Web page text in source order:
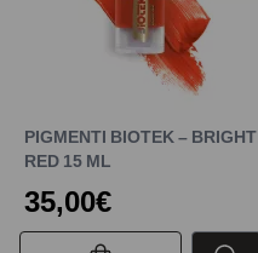
PIGMENTI BIOTEK – BRIGHT
RED 15 ML
35,00€